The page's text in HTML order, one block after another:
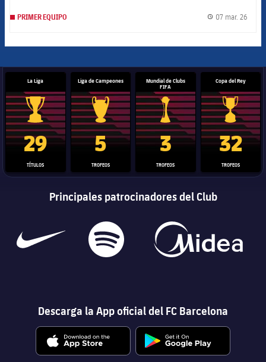
PRIMER EQUIPO 07 mar. 26
La Liga
Trofeo de La Liga
29
TÍTULOS
Liga de Campeones
Trofeo de la Liga de Campeones
5
TROFEOS
Mundial de Clubs
FIFA
Trofeo del Mundial de
3
TROFEOS
Copa del Rey
Copa del
32
TROFEOS
Principales patrocinadores del Club
Descarga la App oficial del FC Barcelona